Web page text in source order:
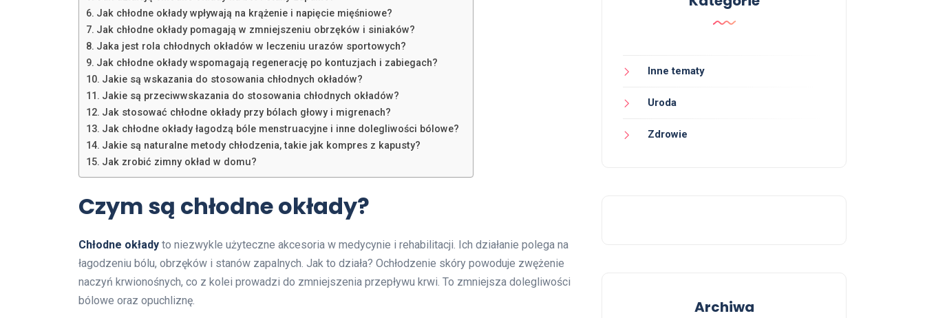
Jak chłodne okłady wpływają na krążenie i napięcie mięśniowe?
Jak chłodne okłady pomagają w zmniejszeniu obrzęków i siniaków?
Jaka jest rola chłodnych okładów w leczeniu urazów sportowych?
Jak chłodne okłady wspomagają regenerację po kontuzjach i zabiegach?
Jakie są wskazania do stosowania chłodnych okładów?
Jakie są przeciwwskazania do stosowania chłodnych okładów?
Jak stosować chłodne okłady przy bólach głowy i migrenach?
Jak chłodne okłady łagodzą bóle menstruacyjne i inne dolegliwości bólowe?
Jakie są naturalne metody chłodzenia, takie jak kompres z kapusty?
Jak zrobić zimny okład w domu?
Czym są chłodne okłady?
Chłodne okłady to niezwykle użyteczne akcesoria w medycynie i rehabilitacji. Ich działanie polega na
łagodzeniu bólu, obrzęków i stanów zapalnych. Jak to działa? Ochłodzenie skóry powoduje zwężenie
naczyń krwionośnych, co z kolei prowadzi do zmniejszenia przepływu krwi. To zmniejsza dolegliwości
bólowe oraz opuchliznę.
Inne tematy
Uroda
Zdrowie
Archiwa